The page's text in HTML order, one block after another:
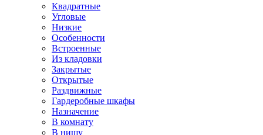
Квадратные
Угловые
Низкие
Особенности
Встроенные
Из кладовки
Закрытые
Открытые
Раздвижные
Гардеробные шкафы
Назначение
В комнату
В нишу